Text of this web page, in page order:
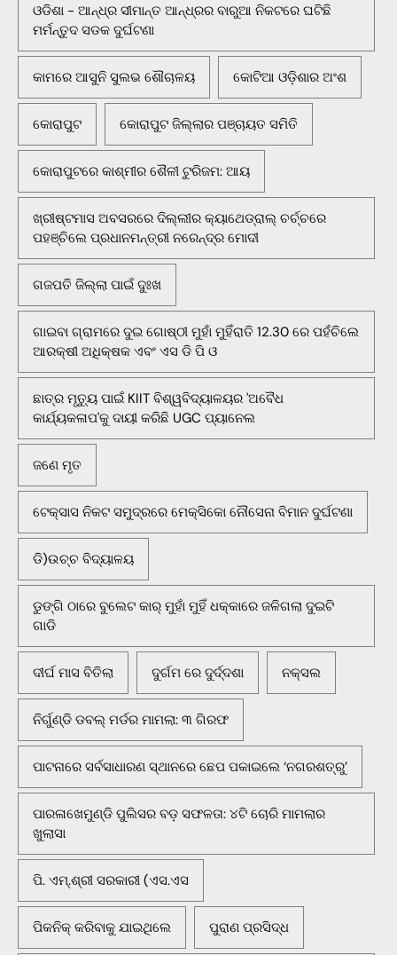
ଓଡିଶା - ଆନ୍ଧ୍ର ସୀମାନ୍ତ ଆନ୍ଧ୍ରର ବାରୁଆ ନିକଟରେ ଘଟିଛି
ମର୍ମନ୍ତୁଦ ସଡକ ଦୁର୍ଘଟଣା
କାମରେ ଆସୁନି ସୁଲଭ ଶୌଚାଳୟ କୋଟିଆ ଓଡ଼ିଶାର ଅଂଶ
କୋରାପୁଟ କୋରାପୁଟ ଜିଲ୍ଲାର ପଞ୍ଚାୟତ ସମିତି
କୋରାପୁଟରେ କାଶ୍ମୀର ଶୈଳୀ ଟୁରିଜମ: ଆୟ
ଖ୍ରୀଷ୍ଟମାସ ଅବସରରେ ଦିଲ୍ଲୀର କ୍ୟାଥେଡ୍ରାଲ୍ ଚର୍ଚ୍ଚରେ
ପହଞ୍ଚିଲେ ପ୍ରଧାନମନ୍ତ୍ରୀ ନରେନ୍ଦ୍ର ମୋଦୀ
ଗଜପତି ଜିଲ୍ଲା ପାଇଁ ଦୁଃଖ
ଗାଇବା ଗ୍ରାମରେ ଦୁଇ ଗୋଷ୍ଠୀ ମୁହାଁ ମୁହିଁରାତି 12.30 ରେ ପହଁଚିଲେ
ଆରକ୍ଷୀ ଅଧିକ୍ଷକ ଏବଂ ଏସ ଡି ପି ଓ
ଛାତ୍ର ମୃତ୍ୟୁ ପାଇଁ KIIT ବିଶ୍ୱବିଦ୍ୟାଳୟର 'ଅବୈଧ
କାର୍ଯ୍ୟକଳାପ'କୁ ଦାୟୀ କରିଛି UGC ପ୍ୟାନେଲ
ଜଣେ ମୃତ
ଟେକ୍ସାସ ନିକଟ ସମୁଦ୍ରରେ ମେକ୍ସିକୋ ନୌସେନା ବିମାନ ଦୁର୍ଘଟଣା
ଡି)ଉଚ୍ଚ ବିଦ୍ୟାଳୟ
ଡୁଙ୍ଗି ଠାରେ ବୁଲେଟ କାର୍ ମୁହାଁ ମୁହିଁ ଧକ୍କାରେ ଜଳିଗଲା ଦୁଇଟି
ଗାଡି
ଦୀର୍ଘ ମାସ ବିତିଲା ଦୁର୍ଗମ ରେ ଦୁର୍ଦ୍ଦଶା ନକ୍ସଲ
ନିର୍ଗୁଣ୍ଡି ଡବଲ୍ ମର୍ଡର ମାମଲା: ୩ ଗିରଫ
ପାଟନାରେ ସର୍ବସାଧାରଣ ସ୍ଥାନରେ ଛେପ ପକାଇଲେ ‘ନଗରଶତ୍ରୁ’
ପାରଳାଖେମୁଣ୍ଡି ପୁଲିସର ବଡ଼ ସଫଳତା: ୪ଟି ଚୋରି ମାମଲାର
ଖୁଲାସା
ପି. ଏମ୍.ଶ୍ରୀ ସରକାରୀ (ଏସ.ଏସ
ପିକନିକ୍‌ କରିବାକୁ ଯାଇଥିଲେ ପୁରାଣ ପ୍ରସିଦ୍ଧ